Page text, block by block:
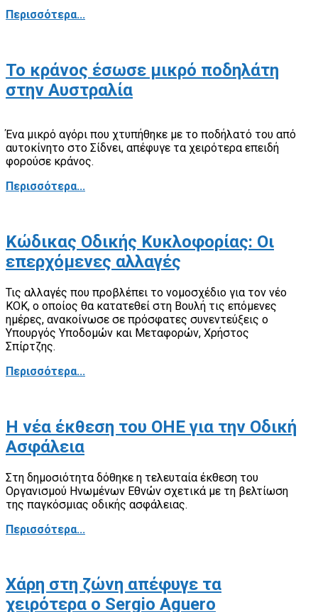
Περισσότερα...
Το κράνος έσωσε μικρό ποδηλάτη
στην Αυστραλία
Ένα μικρό αγόρι που χτυπήθηκε με το ποδήλατό του από
αυτοκίνητο στο Σίδνει, απέφυγε τα χειρότερα επειδή
φορούσε κράνος.
Περισσότερα...
Κώδικας Οδικής Κυκλοφορίας: Οι
επερχόμενες αλλαγές
Τις αλλαγές που προβλέπει το νομοσχέδιο για τον νέο
ΚΟΚ, ο οποίος θα κατατεθεί στη Βουλή τις επόμενες
ημέρες, ανακοίνωσε σε πρόσφατες συνεντεύξεις ο
Υπουργός Υποδομών και Μεταφορών, Χρήστος
Σπίρτζης.
Περισσότερα...
Η νέα έκθεση του ΟΗΕ για την Οδική
Ασφάλεια
Στη δημοσιότητα δόθηκε η τελευταία έκθεση του
Οργανισμού Ηνωμένων Εθνών σχετικά με τη βελτίωση
της παγκόσμιας οδικής ασφάλειας.
Περισσότερα...
Χάρη στη ζώνη απέφυγε τα
χειρότερα ο Sergio Aguero